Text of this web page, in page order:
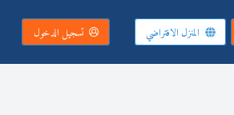
المنزل الافتراضي تسجيل الدخول